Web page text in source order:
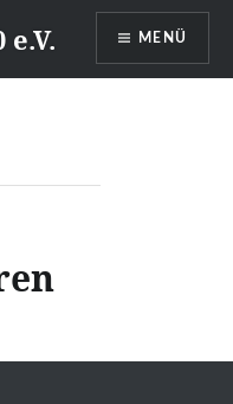
MENÜ